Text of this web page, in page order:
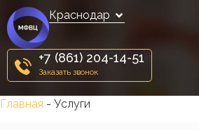
Краснодар
+7 (861) 204-14-51
Заказать звонок
Главная - Услуги